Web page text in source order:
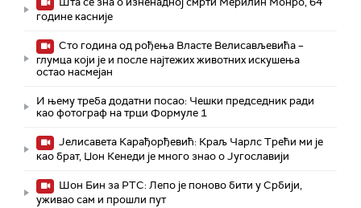
године касније
Сто година од рођења Власте Велисављевића –
глумца који је и после најтежих животних искушења
остао насмејан
И њему треба додатни посао: Чешки председник ради
као фотограф на трци Формуле 1
Јелисавета Карађорђевић: Краљ Чарлс Трећи ми је
као брат, Џон Кенеди је много знао о Југославији
Шон Бин за РТС: Лепо је поново бити у Србији,
уживао сам и прошли пут